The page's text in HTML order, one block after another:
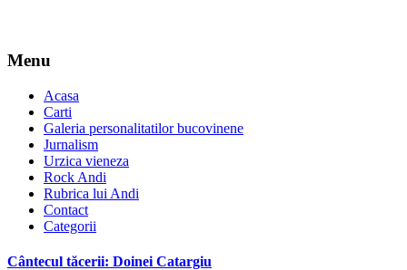
Menu
Acasa
Carti
Galeria personalitatilor bucovinene
Jurnalism
Urzica vieneza
Rock Andi
Rubrica lui Andi
Contact
Categorii
Cântecul tăcerii: Doinei Catargiu